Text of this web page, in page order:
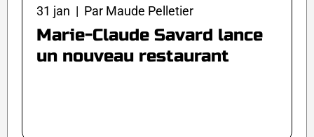
31 jan | Par Maude Pelletier
Marie-Claude Savard lance
un nouveau restaurant